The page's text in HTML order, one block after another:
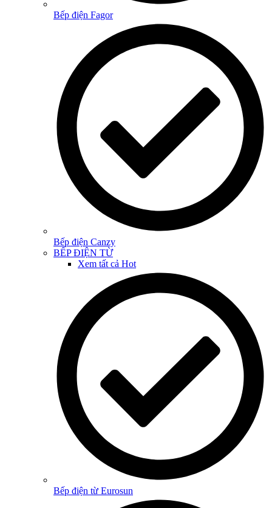
Bếp điện Fagor
Bếp điện Canzy
BẾP ĐIỆN TỪ
Xem tất cả Hot
Bếp điện từ Eurosun